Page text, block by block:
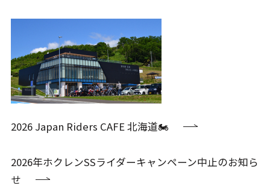
2026 Japan Riders CAFE 北海道🏍️
2026年ホクレンSSライダーキャンペーン中止のお知ら
せ